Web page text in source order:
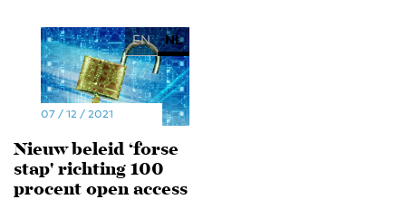
EN NL
07 / 12 / 2021
Nieuw beleid ‘forse
stap' richting 100
procent open access